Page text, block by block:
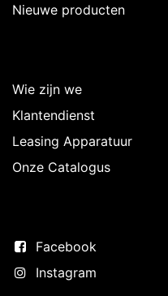
Nieuwe producten
Wie zijn we
Klantendienst
Leasing Apparatuur
Onze Catalogus
Facebook
Instagram